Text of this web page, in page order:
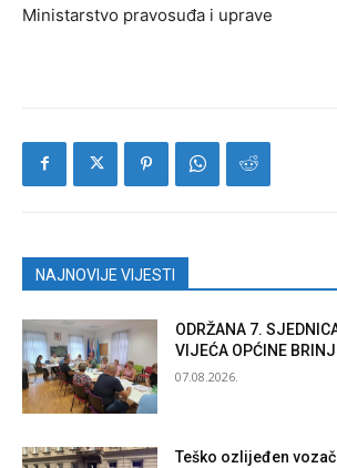
Ministarstvo pravosuđa i uprave
NAJNOVIJE VIJESTI
ODRŽANA 7.
VIJEĆA OPĆINE
07.08.2026.
Teško ozlijeđen